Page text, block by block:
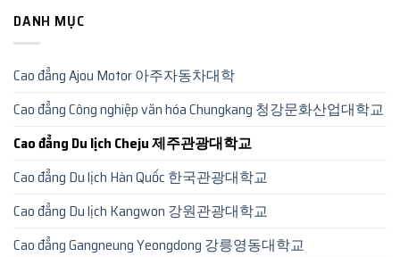
DANH MỤC
Cao đẳng Ajou Motor 아주자동차대학
Cao đẳng Công nghiệp văn hóa Chungkang 청강문화산업대학교
Cao đẳng Du lịch Cheju 제주관광대학교
Cao đẳng Du lịch Hàn Quốc 한국관광대학교
Cao đẳng Du lịch Kangwon 강원관광대학교
Cao đẳng Gangneung Yeongdong 강릉영동대학교